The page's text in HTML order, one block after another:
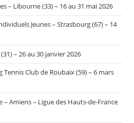
– Libourne (33) – 16 au 31 mai 2026
Jeunes – Strasbourg (67) – 14
– 26 au 30 janvier 2026
Tennis Club de Roubaix (59) – 6 mars
Amiens – Ligue des Hauts-de-France